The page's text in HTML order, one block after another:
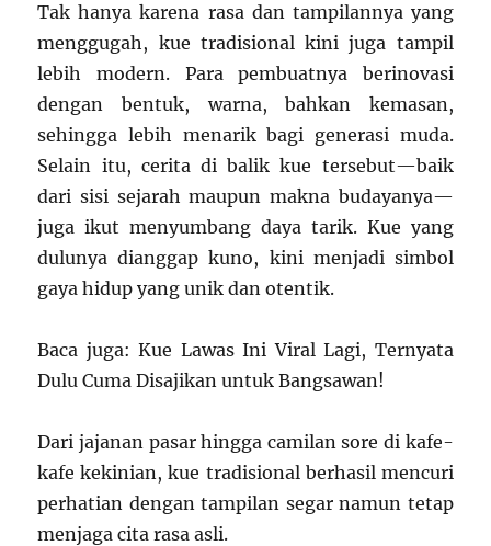
Tak hanya karena rasa dan tampilannya yang
menggugah, kue tradisional kini juga tampil
lebih modern. Para pembuatnya berinovasi
dengan bentuk, warna, bahkan kemasan,
sehingga lebih menarik bagi generasi muda.
Selain itu, cerita di balik kue tersebut—baik
dari sisi sejarah maupun makna budayanya—
juga ikut menyumbang daya tarik. Kue yang
dulunya dianggap kuno, kini menjadi simbol
gaya hidup yang unik dan otentik.
Baca juga: Kue Lawas Ini Viral Lagi, Ternyata
Dulu Cuma Disajikan untuk Bangsawan!
Dari jajanan pasar hingga camilan sore di kafe-
kafe kekinian, kue tradisional berhasil mencuri
perhatian dengan tampilan segar namun tetap
menjaga cita rasa asli.